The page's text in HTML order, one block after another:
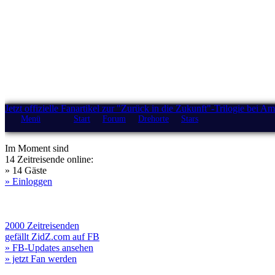
Jetzt offizielle Fanartikel zur "Zurück in die Zukunft"-Trilogie bei
Menü Start Forum Drehorte Stars
Im Moment sind
14 Zeitreisende online:
» 14 Gäste
» Einloggen
2000 Zeitreisenden
gefällt ZidZ.com auf FB
» FB-Updates ansehen
» jetzt Fan werden